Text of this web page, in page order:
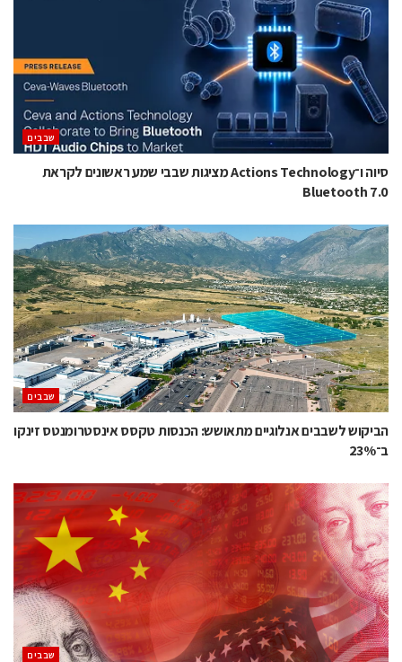
‫שבבים‬
סיוה ו־Actions Technology מציגות שבבי שמע ראשונים לקראת
Bluetooth 7.0
‫שבבים‬
הביקוש לשבבים אנלוגיים מתאושש: הכנסות טקסס אינסטרומנטס זינקו
ב־23%
‫שבבים‬